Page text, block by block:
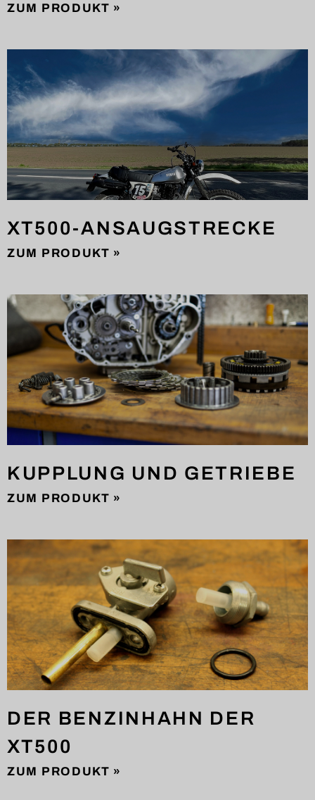
ZUM PRODUKT »
XT500-ANSAUGSTRECKE
ZUM PRODUKT »
KUPPLUNG UND GETRIEBE
ZUM PRODUKT »
DER BENZINHAHN DER
XT500
ZUM PRODUKT »